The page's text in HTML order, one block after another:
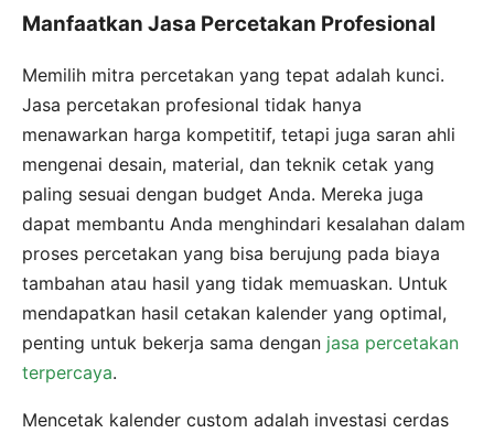
Manfaatkan Jasa Percetakan Profesional
Memilih mitra percetakan yang tepat adalah kunci.
Jasa percetakan profesional tidak hanya
menawarkan harga kompetitif, tetapi juga saran ahli
mengenai desain, material, dan teknik cetak yang
paling sesuai dengan budget Anda. Mereka juga
dapat membantu Anda menghindari kesalahan dalam
proses percetakan yang bisa berujung pada biaya
tambahan atau hasil yang tidak memuaskan. Untuk
mendapatkan hasil cetakan kalender yang optimal,
penting untuk bekerja sama dengan jasa percetakan
terpercaya.
Mencetak kalender custom adalah investasi cerdas